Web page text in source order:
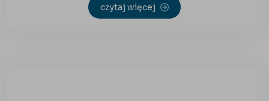
czytaj więcej